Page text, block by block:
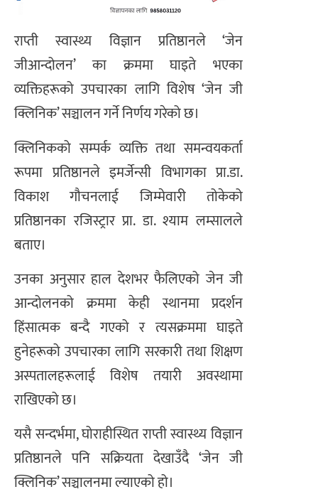
राप्ती स्वास्थ्य विज्ञान प्रतिष्ठानले ‘जेन
जीआन्दोलन’ का क्रममा घाइते भएका
व्यक्तिहरूको उपचारका लागि विशेष ‘जेन जी
क्लिनिक’ सञ्चालन गर्ने निर्णय गरेको छ।
क्लिनिकको सम्पर्क व्यक्ति तथा समन्वयकर्ता
रूपमा प्रतिष्ठानले इमर्जेन्सी विभागका प्रा.डा.
विकाश गौचनलाई जिम्मेवारी तोकेको
प्रतिष्ठानका रजिस्ट्रार प्रा. डा. श्याम लम्सालले
बताए।
उनका अनुसार हाल देशभर फैलिएको जेन जी
आन्दोलनको क्रममा केही स्थानमा प्रदर्शन
हिंसात्मक बन्दै गएको र त्यसक्रममा घाइते
हुनेहरूको उपचारका लागि सरकारी तथा शिक्षण
अस्पतालहरूलाई विशेष तयारी अवस्थामा
राखिएको छ।
यसै सन्दर्भमा, घोराहीस्थित राप्ती स्वास्थ्य विज्ञान
प्रतिष्ठानले पनि सक्रियता देखाउँदै ‘जेन जी
क्लिनिक’ सञ्चालनमा ल्याएको हो।